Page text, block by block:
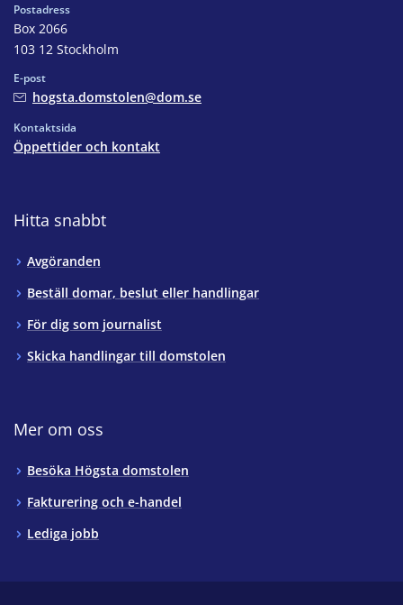
Postadress
Box 2066
103 12 Stockholm
E-post
hogsta.domstolen@dom.se
Kontaktsida
Öppettider och kontakt
Hitta snabbt
Avgöranden
Beställ domar, beslut eller handlingar
För dig som journalist
Skicka handlingar till domstolen
Mer om oss
Besöka Högsta domstolen
Fakturering och e-handel
Lediga jobb